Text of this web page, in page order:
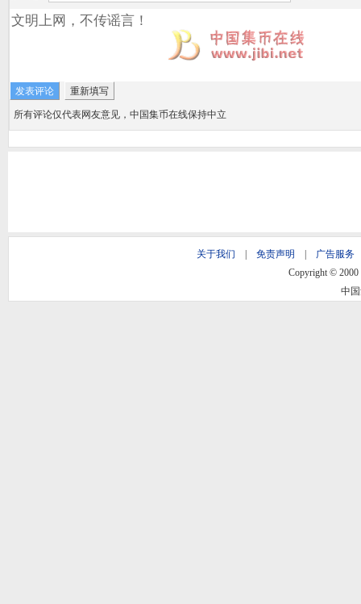
所有评论仅代表网友意见，中国集币在线保持中立
关于我们 免责声明 广告服务
Copyright © 2000
中